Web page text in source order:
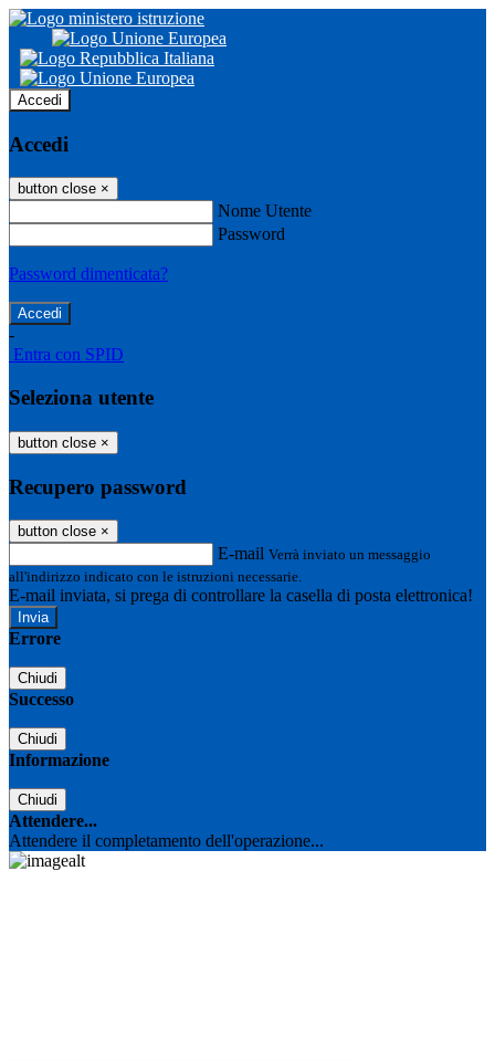
Accedi
Accedi
button close ×
Nome Utente
Password
Password dimenticata?
-
Entra con SPID
Seleziona utente
button close ×
Recupero password
button close ×
E-mail Verrà inviato un messaggio
all'indirizzo indicato con le istruzioni necessarie.
E-mail inviata, si prega di controllare la casella di posta elettronica!
Errore
Chiudi
Successo
Chiudi
Informazione
Chiudi
Attendere...
Attendere il completamento dell'operazione...